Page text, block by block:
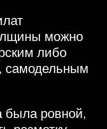
можно
либо
была ровной,